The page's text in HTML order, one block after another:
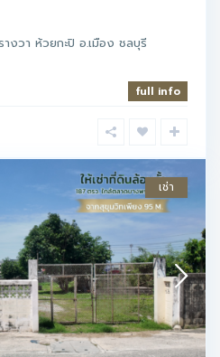
งวา ห้วยกะปิ อ.เมือง ชลบุรี
full info
เช่า